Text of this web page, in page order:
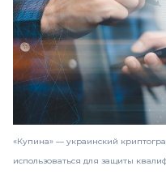
«Купина» — украинский
использоваться для защиты